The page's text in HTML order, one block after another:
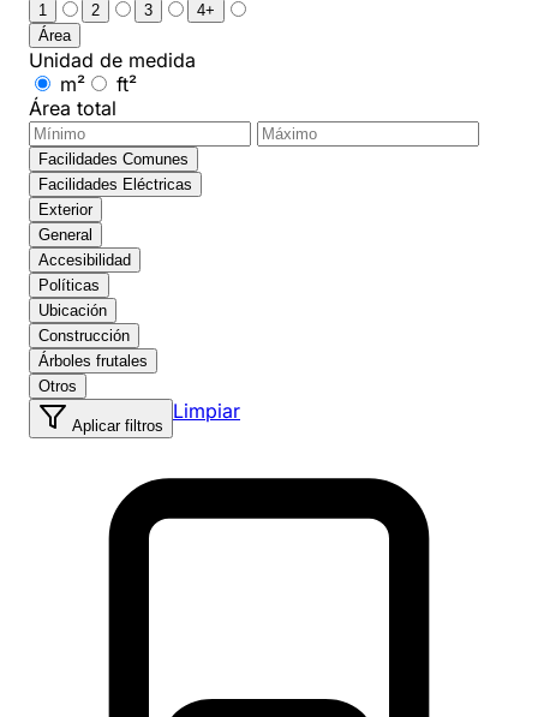
1
2 3
4+
Área
Unidad de medida
m²
ft²
Área total
Facilidades Comunes
Facilidades Eléctricas
Exterior
General
Accesibilidad
Políticas
Ubicación
Construcción
Árboles frutales
Otros
Aplicar filtros
Limpiar